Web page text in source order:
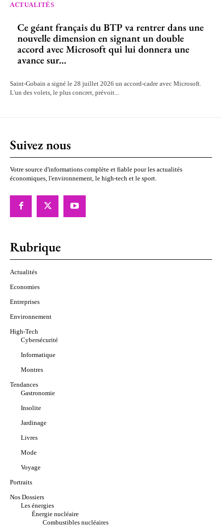
ACTUALITÉS
Ce géant français du BTP va rentrer dans une
nouvelle dimension en signant un double
accord avec Microsoft qui lui donnera une
avance sur...
Saint-Gobain a signé le 28 juillet 2026 un accord-cadre avec Microsoft.
L'un des volets, le plus concret, prévoit...
Suivez nous
Votre source d'informations complète et fiable pour les actualités
économiques, l'environnement, le high-tech et le sport.
Rubrique
Actualités
Economies
Entreprises
Environnement
High-Tech
Cybersécurité
Informatique
Montres
Tendances
Gastronomie
Insolite
Jardinage
Livres
Mode
Voyage
Portraits
Nos Dossiers
Les énergies
Énergie nucléaire
Combustibles nucléaires